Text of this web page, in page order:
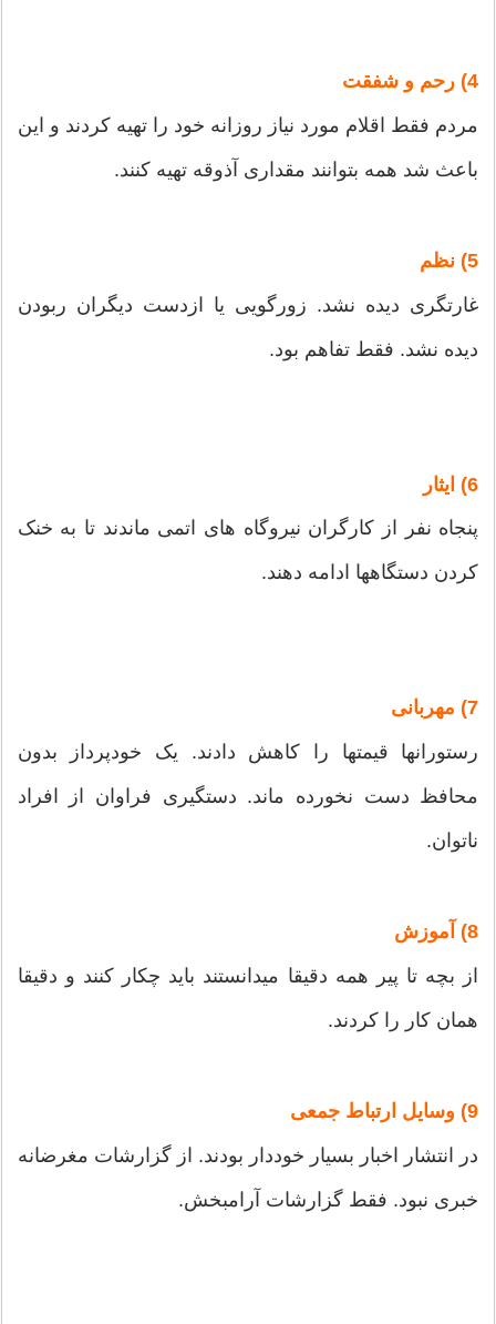
4) رحم و شفقت
مردم فقط اقلام مورد نیاز روزانه خود را تهیه کردند و این
باعث شد همه بتوانند مقداری آذوقه تهیه کنند.
5) نظم
غارتگری دیده نشد. زورگویی یا ازدست دیگران ربودن
دیده نشد. فقط تفاهم بود.
6) ایثار
پنجاه نفر از کارگران نیروگاه های اتمی ماندند تا به خنک
کردن دستگاهها ادامه دهند.
7) مهربانی
رستورانها قیمتها را کاهش دادند. یک خودپرداز بدون
محافظ دست نخورده ماند. دستگیری فراوان از افراد
ناتوان.
8) آموزش
از بچه تا پیر همه دقیقا میدانستند باید چکار کنند و دقیقا
همان کار را کردند.
9) وسایل ارتباط جمعی
در انتشار اخبار بسیار خوددار بودند. از گزارشات مغرضانه
خبری نبود. فقط گزارشات آرامبخش.